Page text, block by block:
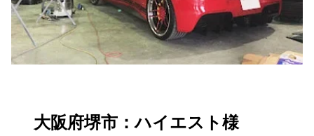
大阪府堺市：ハイエスト様